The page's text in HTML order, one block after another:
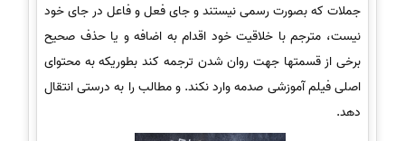
جملات که بصورت رسمی نیستند و جای فعل و فاعل در جای خود
نیست، مترجم با خلاقیت خود اقدام به اضافه و یا حذف صحیح
برخی از قسمتها جهت روان شدن ترجمه کند بطوریکه به محتوای
اصلی فیلم آموزشی صدمه وارد نکند. و مطالب را به درستی انتقال
دهد.